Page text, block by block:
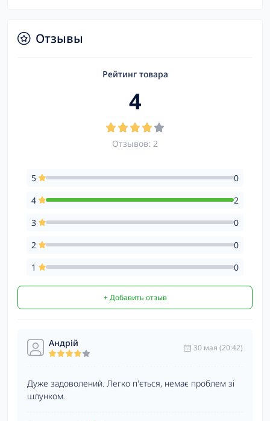
Отзывы
Рейтинг товара
4
Отзывов: 2
5
0
4
2
3
0
2
0
1
0
+ Добавить отзыв
Андрій 30 мая (20:42)
Дуже задоволений. Легко п'ється, немає проблем зі
шлунком.